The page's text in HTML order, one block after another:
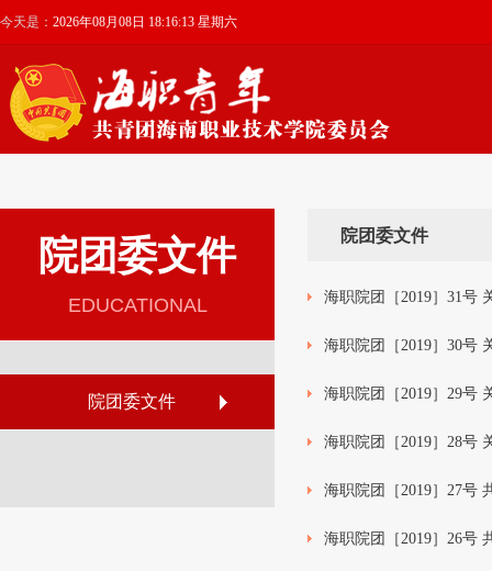
今天是： 2026年08月08日 18:16:13 星期六
院团委文件
EDUCATIONAL
院团委文件
院团委文件
海职院团［2019］31号
海职院团［2019］30号
海职院团［2019］29号
海职院团［2019］28号
海职院团［2019］27号
海职院团［2019］26号